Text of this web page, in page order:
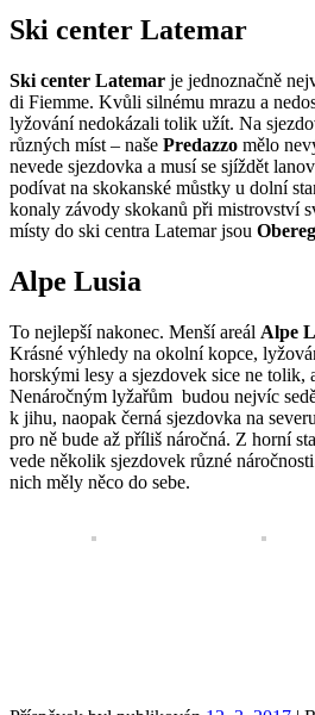
Ski center Latemar
Ski center Latemar je jednoznačně
di Fiemme. Kvůli silnému mrazu a
lyžování nedokázali tolik užít. Na
různých míst – naše Predazzo mělo
nevede sjezdovka a musí se sjíždět
podívat na skokanské můstky u dolní
konaly závody skokanů při mistrovství
místy do ski centra Latemar jsou
Alpe Lusia
To nejlepší nakonec. Menší areál Alpe
Krásné výhledy na okolní kopce,
horskými lesy a sjezdovek sice ne tolik,
Nenáročným lyžařům budou nejvíc
k jihu, naopak černá sjezdovka na
pro ně bude až příliš náročná. Z horní
vede několik sjezdovek různé
nich měly něco do sebe.